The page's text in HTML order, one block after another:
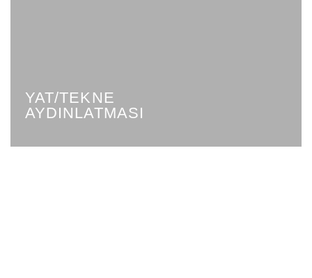
YAT/TEKNE
AYDINLATMASI